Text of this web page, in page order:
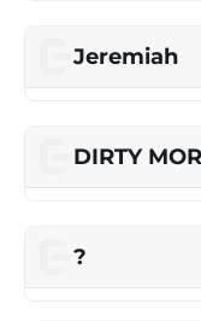
Jeremiah
DIRTY
?